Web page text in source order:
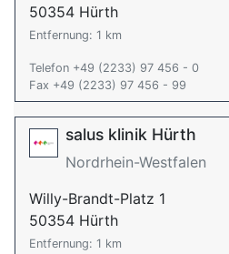
50354 Hürth
Entfernung: 1 km
Telefon +49 (2233) 97 456 - 0
Fax +49 (2233) 97 456 - 99
salus klinik Hürth
Nordrhein-Westfalen
Willy-Brandt-Platz 1
50354 Hürth
Entfernung: 1 km